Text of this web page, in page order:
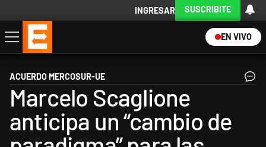
INGRESAR SUSCRIBITE
EN VIVO
Economía
Política
Internacional
Actualidad
Descargá la App
ACUERDO MERCOSUR-UE
Marcelo Scaglione
anticipa un “cambio de